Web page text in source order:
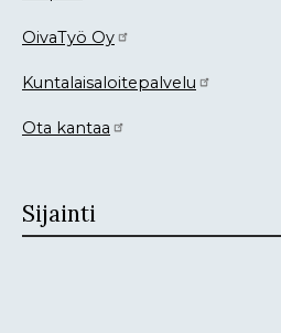
OivaTyö Oy
Kuntalaisaloitepalvelu
Ota kantaa
Sijainti